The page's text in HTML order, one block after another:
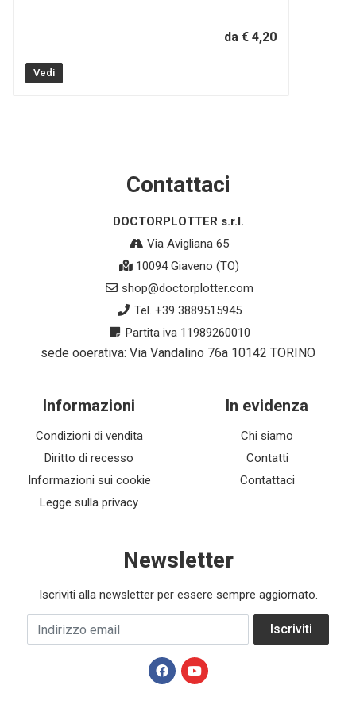
da € 4,20
Vedi
Contattaci
DOCTORPLOTTER s.r.l.
Via Avigliana 65
10094 Giaveno (TO)
shop@doctorplotter.com
Tel. +39 3889515945
Partita iva 11989260010
sede ooerativa: Via Vandalino 76a 10142 TORINO
Informazioni
Condizioni di vendita
Diritto di recesso
Informazioni sui cookie
Legge sulla privacy
In evidenza
Chi siamo
Contatti
Contattaci
Newsletter
Iscriviti alla newsletter per essere sempre aggiornato.
Indirizzo email Iscriviti